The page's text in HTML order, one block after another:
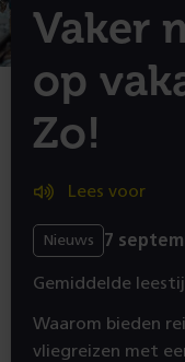
Vaker
op
Zo!
Lees voor
Nieuws 7
Gemiddelde
Waarom bieden
vliegreizen met